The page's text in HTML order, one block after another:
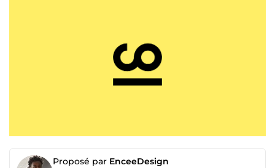
Proposé par EnceeDesign